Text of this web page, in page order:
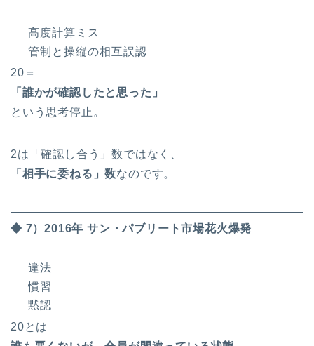
高度計算ミス
管制と操縦の相互誤認
20＝
「誰かが確認したと思った」
という思考停止。
2は「確認し合う」数ではなく、
「相手に委ねる」数なのです。
◆ 7）2016年 サン・パブリート市場花火爆発
違法
慣習
黙認
20とは